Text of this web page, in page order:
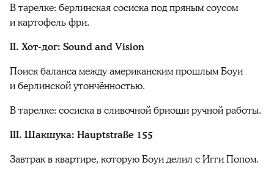
В тарелке: берлинская сосиска под пряным соусом
и картофель фри.
II. Хот-дог: Sound and Vision
Поиск баланса между американским прошлым Боуи
и берлинской утончённостью.
В тарелке: сосиска в сливочной бриоши ручной работы.
III. Шакшука: Hauptstraße 155
Завтрак в квартире, которую Боуи делил с Игги Попом.